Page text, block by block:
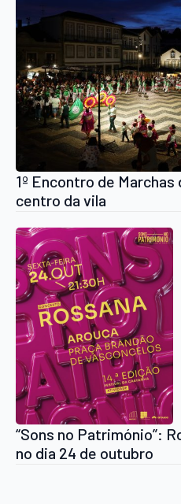
1º Encontro de
centro da vila
“Sons no Património”:
no dia 24 de outubro